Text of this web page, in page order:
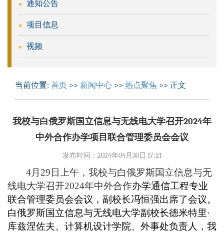
通知公告
项目信息
视频
当前位置: 首页 >> 新闻中心 >> 热点聚焦 >> 正文
我校与白俄罗斯国立信息与无线电大学召开2024年
中外合作办学项目联合管理委员会会议
发布时间：2024年04月30日 17:21
4月 29 日上午，我校与白俄罗斯国立信息与无
线电大学召开2024年中外合作办学通信工程专业
联合管理委员会会议，副校长冯恒强出席了会议。
白俄罗斯国立信息与无线电大学副校长德米特里·
库兹涅佐夫、计算机设计学院、外事处负责人，我